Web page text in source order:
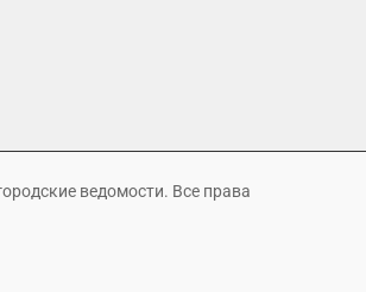
ведомости. Все права